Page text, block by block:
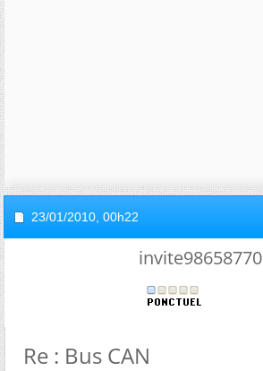
23/01/2010, 00h22
invite98658770
Re : Bus CAN